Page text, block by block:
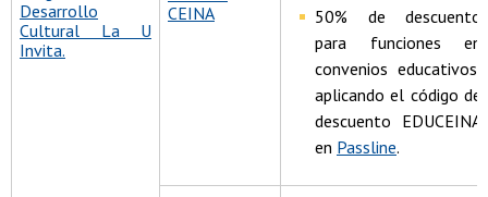
Desarrollo
Cultural La U
Invita.
CEINA
50% de descuento
para funciones en
convenios educativos,
aplicando el código de
descuento EDUCEINA
en Passline.